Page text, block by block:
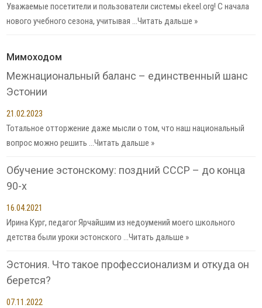
Уважаемые посетители и пользователи системы ekeel.org! С начала
нового учебного сезона, учитывая …Читать дальше »
Мимоходом
Межнациональный баланс – единственный шанс
Эстонии
21.02.2023
Тотальное отторжение даже мысли о том, что наш национальный
вопрос можно решить …Читать дальше »
Обучение эстонскому: поздний СССР – до конца
90-х
16.04.2021
Ирина Кург, педагог Ярчайшим из недоумений моего школьного
детства были уроки эстонского …Читать дальше »
Эстония. Что такое профессионализм и откуда он
берется?
07.11.2022